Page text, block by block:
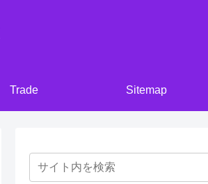
Trade Sitemap